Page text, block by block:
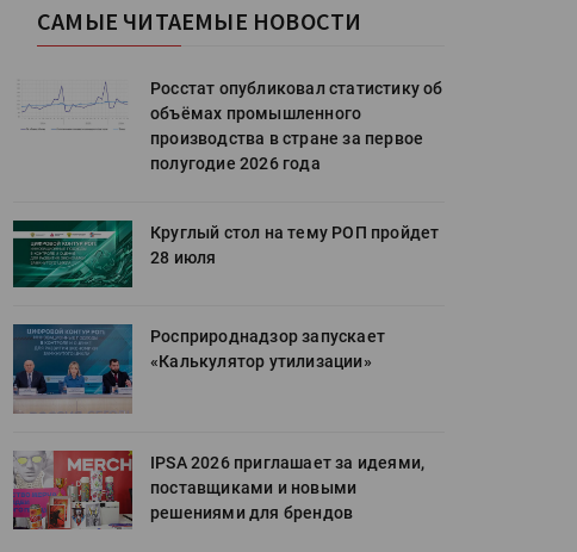
САМЫЕ ЧИТАЕМЫЕ НОВОСТИ
Росстат опубликовал статистику об
объёмах промышленного
производства в стране за первое
полугодие 2026 года
Круглый стол на тему РОП пройдет
28 июля
Росприроднадзор запускает
«Калькулятор утилизации»
IPSA 2026 приглашает за идеями,
поставщиками и новыми
решениями для брендов